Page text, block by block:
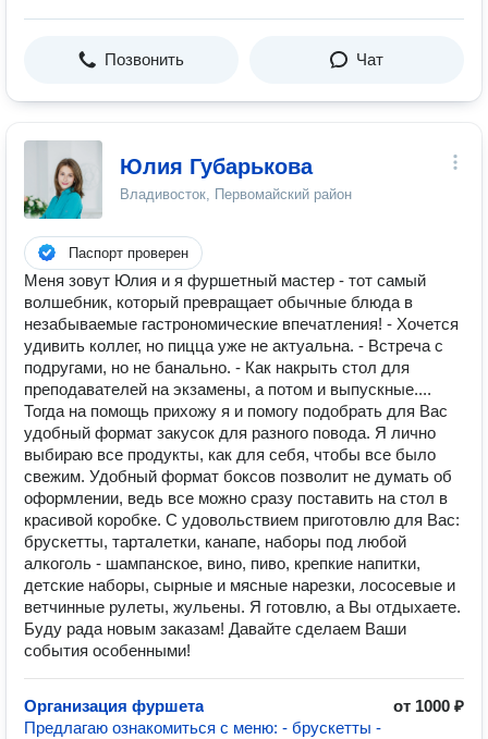
Позвонить Чат
Юлия Губарькова
Владивосток, Первомайский район
Паспорт проверен
Меня зовут Юлия и я фуршетный мастер - тот самый
волшебник, который превращает обычные блюда в
незабываемые гастрономические впечатления! - Хочется
удивить коллег, но пицца уже не актуальна. - Встреча с
подругами, но не банально. - Как накрыть стол для
преподавателей на экзамены, а потом и выпускные....
Тогда на помощь прихожу я и помогу подобрать для Вас
удобный формат закусок для разного повода. Я лично
выбираю все продукты, как для себя, чтобы все было
свежим. Удобный формат боксов позволит не думать об
оформлении, ведь все можно сразу поставить на стол в
красивой коробке. С удовольствием приготовлю для Вас:
брускетты, тарталетки, канапе, наборы под любой
алкоголь - шампанское, вино, пиво, крепкие напитки,
детские наборы, сырные и мясные нарезки, лососевые и
ветчинные рулеты, жульены. Я готовлю, а Вы отдыхаете.
Буду рада новым заказам! Давайте сделаем Ваши
события особенными!
Организация фуршета
от 1000 ₽
Предлагаю ознакомиться с меню: - брускетты -